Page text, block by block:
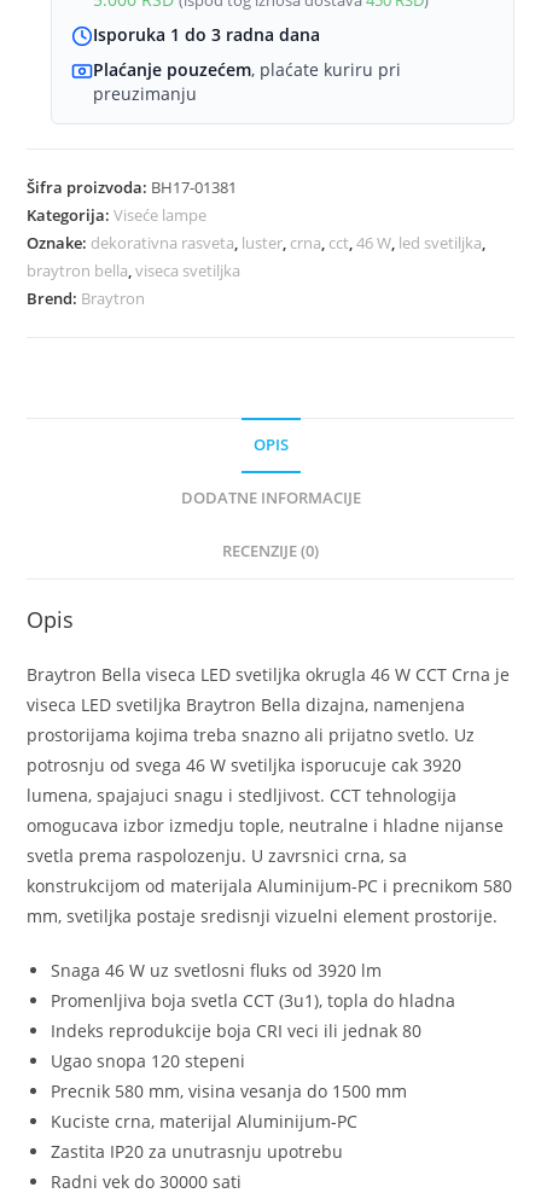
Isporuka 1 do 3 radna dana
Plaćanje pouzećem, plaćate kuriru pri
preuzimanju
Šifra proizvoda: BH17-01381
Kategorija:Viseće lampe
Oznake: dekorativna rasveta luster crna cct ,46 W led svetiljka
braytron bella ,viseca svetiljka
Brend: Braytron
OPIS
DODATNE INFORMACIJE
RECENZIJE (0)
Opis
Braytron Bella viseca LED svetiljka okrugla 46 W CCT Crna je
viseca LED svetiljka Braytron Bella dizajna, namenjena
prostorijama kojima treba snazno ali prijatno svetlo. Uz
potrosnju od svega 46 W svetiljka isporucuje cak 3920
lumena, spajajuci snagu i stedljivost. CCT tehnologija
omogucava izbor izmedju tople, neutralne i hladne nijanse
svetla prema raspolozenju. U zavrsnici crna, sa
konstrukcijom od materijala Aluminijum-PC i precnikom 580
mm, svetiljka postaje sredisnji vizuelni element prostorije.
Snaga 46 W uz svetlosni fluks od 3920 lm
Promenljiva boja svetla CCT (3u1), topla do hladna
Indeks reprodukcije boja CRI veci ili jednak 80
Ugao snopa 120 stepeni
Precnik 580 mm, visina vesanja do 1500 mm
Kuciste crna, materijal Aluminijum-PC
Zastita IP20 za unutrasnju upotrebu
Radni vek do 30000 sati